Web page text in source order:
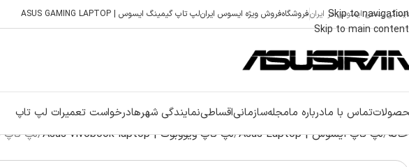
Skip to navigation
Skip to main content
رسمی ایسوس در ایرانفروشگاهفروش ویژه ایسوس ایرانلپ تاپ گیمینگ ایسوس | ASUS GAMING LAPTOP
تماس با مادرباره مامجلهسازمانیاقساطینمایندگی شهرهادرخواست تعمیرات لپ تاپ
خانه لپ تاپ ایسوس | Asus Laptop لپ تاپ ویووبوک | Asus vivobook laptop لپ تاپ 15 اینچی ایسوس مدل R528EP-BQ149